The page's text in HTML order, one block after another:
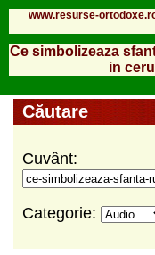
www.resurse-
Ce simbolizeaza
in
Căutare
Cuvânt:
Categorie: